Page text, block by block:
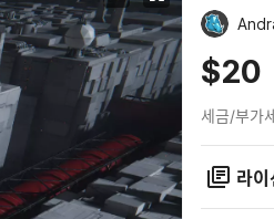
$20
세금/부가
라